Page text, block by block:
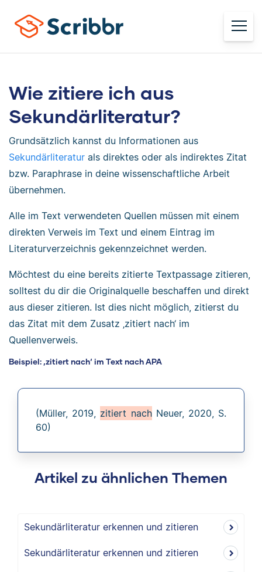
Wie zitiere ich aus
Sekundärliteratur?
Grundsätzlich kannst du Informationen aus
Sekundärliteratur als direktes oder als indirektes Zitat
bzw. Paraphrase in deine wissenschaftliche Arbeit
übernehmen.
Alle im Text verwendeten Quellen müssen mit einem
direkten Verweis im Text und einem Eintrag im
Literaturverzeichnis gekennzeichnet werden.
Möchtest du eine bereits zitierte Textpassage zitieren,
solltest du dir die Originalquelle beschaffen und direkt
aus dieser zitieren. Ist dies nicht möglich, zitierst du
das Zitat mit dem Zusatz ‚zitiert nach‘ im
Quellenverweis.
Beispiel: ‚zitiert nach‘ im Text nach APA
(Müller, 2019, zitiert nachNeuer, 2020, S.
60)
Artikel zu ähnlichen Themen
Sekundärliteratur erkennen und zitieren
Sekundärliteratur erkennen und zitieren